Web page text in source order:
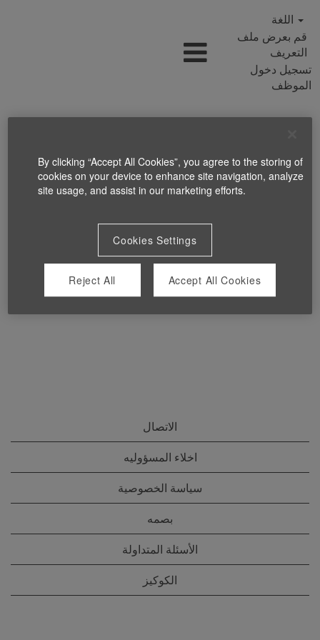
قم بعرض ملف
التعريف
تسجيل دخول
الموظف
الاتصال
اخلاء المسؤوليه
سياسة الخصوصية
بصمه
الأسئلة المتداولة
الكوكيز
By clicking “Accept All Cookies”, you agree to the storing of
cookies on your device to enhance site navigation, analyze
site usage, and assist in our marketing efforts.
Cookies Settings
Reject All Accept All Cookies